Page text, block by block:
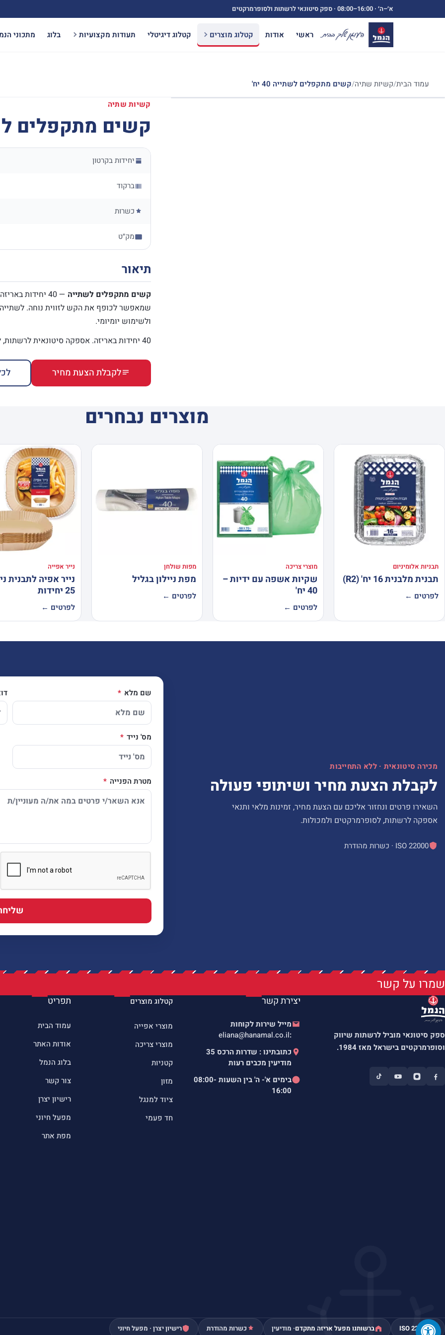
לתוכן
א׳–ה׳ · 08:00–16:00 · ספק סיטונאי לרשתות ולסופרמרקטים
ראשי אודות קטלוג מוצרים קטלוג דיגיטלי תעודות מקצועיות בלוג מתכוני
עמוד הבית/קשיות שתיה/קשים מתקפלים לשתייה 40 יח'
קשיות שתיה
קשים מתקפלים
יחידות בקרטון
ברקוד
כשרות
מק״ט
תיאור
קשים מתקפלים לשתייה
— 40 יחידות
שמאפשר לכופף את הקש לזווית נוחה. לשתייה
ולשימוש יומיומי.
40 יחידות באריזה. אספקה סיטונאית לרשתות, למכולות ולקייטרינג.
לקבלת הצעת מחיר
מוצרים נבחרים
תבניות אלומיניום
תבנית מלבנית 16 יח' (R2)
לפרטים ←
מוצרי צריכה
שקיות אשפה עם ידיות –
40 יח'
לפרטים ←
מפות שולחן
מפת ניילון בגליל
לפרטים ←
נייר אפייה
נייר אפיה לתבנית
25 יחידות
לפרטים ←
מכירה סיטונאית · ללא התחייבות
לקבלת הצעת מחיר ושיתופי פעולה
השאירו פרטים ונחזור אליכם עם הצעת מחיר, זמינות מלאי ותנאי
אספקה לרשתות, לסופרמרקטים ולמכולות.
ISO 22000 · כשרות מהודרת
שם מלא
מס' נייד
מטרת הפנייה
שמרו על קשר
ספק סיטונאי מוביל לרשתות שיווק
וסופרמרקטים בישראל מאז 1984.
יצירת קשר
מייל שירות לקוחות
:
eliana@hanamal.co.il
כתובתינו : שדרות הרכס 35
מודיעין מכבים רעות
בימים א'- ה' בין השעות 08:00-
16:00
קטלוג מוצרים
מוצרי אפייה
מוצרי צריכה
קטניות
מזון
ציוד למנגל
חד פעמי
תפריט
עמוד הבית
אודות האתר
בלוג הנמל
צור קשר
רישיון יצרן
מפעל חיוני
מפת אתר
ISO 22000 ברשותנו מפעל אריזה מתקדם· מודיעין כשרות מהודרת רישיון יצרן · מפעל חיוני